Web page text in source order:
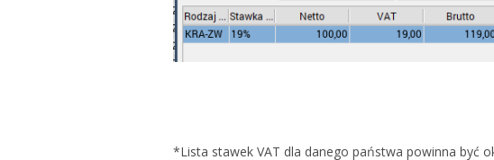
*Lista stawek VAT dla danego państwa powinna być